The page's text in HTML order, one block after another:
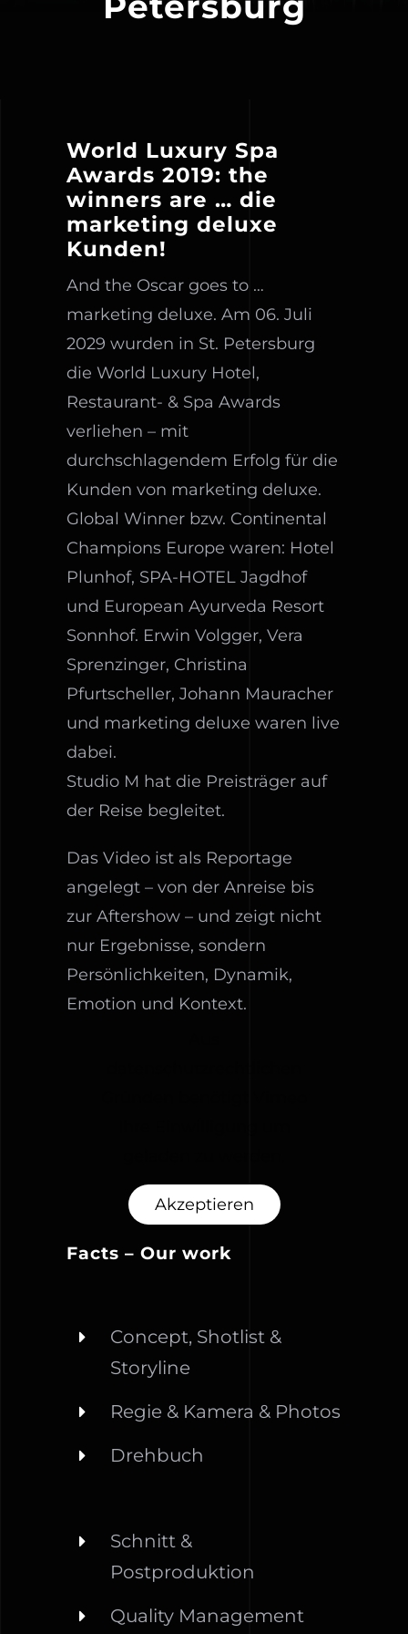
World Luxury Spa
Awards 2019: the
winners are … die
marketing deluxe
Kunden!
And the Oscar goes to …
marketing deluxe. Am 06. Juli
2029 wurden in St. Petersburg
die World Luxury Hotel,
Restaurant- & Spa Awards
verliehen – mit
durchschlagendem Erfolg für die
Kunden von marketing deluxe.
Global Winner bzw. Continental
Champions Europe waren: Hotel
Plunhof, SPA-HOTEL Jagdhof
und European Ayurveda Resort
Sonnhof. Erwin Volgger, Vera
Sprenzinger, Christina
Pfurtscheller, Johann Mauracher
und marketing deluxe waren live
dabei.
Studio M hat die Preisträger auf
der Reise begleitet.
Das Video ist als Reportage
angelegt – von der Anreise bis
zur Aftershow – und zeigt nicht
nur Ergebnisse, sondern
Persönlichkeiten, Dynamik,
Emotion und Kontext.
Akzeptieren
Facts – Our work
Concept, Shotlist &
Storyline
Regie & Kamera & Photos
Drehbuch
Schnitt &
Postproduktion
Quality Management